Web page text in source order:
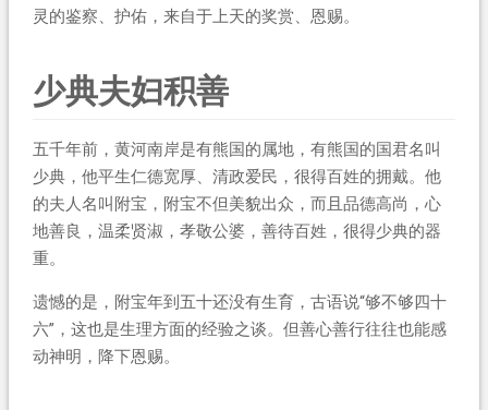
灵的鉴察、护佑，来自于上天的奖赏、恩赐。
少典夫妇积善
五千年前，黄河南岸是有熊国的属地，有熊国的国君名叫
少典，他平生仁德宽厚、清政爱民，很得百姓的拥戴。他
的夫人名叫附宝，附宝不但美貌出众，而且品德高尚，心
地善良，温柔贤淑，孝敬公婆，善待百姓，很得少典的器
重。
遗憾的是，附宝年到五十还没有生育，古语说“够不够四十
六”，这也是生理方面的经验之谈。但善心善行往往也能感
动神明，降下恩赐。